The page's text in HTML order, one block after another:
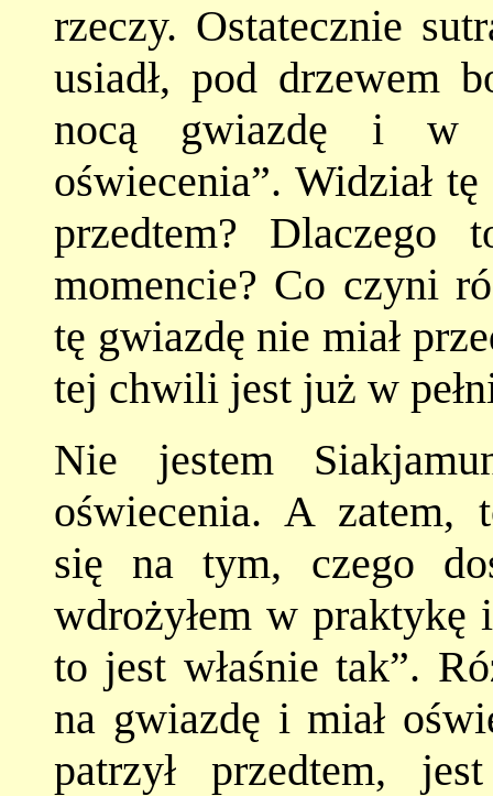
rzeczy. Ostatecznie
usiadł, pod drzewem
nocą gwiazdę i w
oświecenia”. Widział
przedtem?
momencie? Co czyni
tę gwiazdę nie miał
tej chwili jest już w
Nie jestem
oświecenia. A zatem,
się na tym, czego
wdrożyłem w praktykę
to jest właśnie tak”.
na gwiazdę i miał
patrzył przedtem,